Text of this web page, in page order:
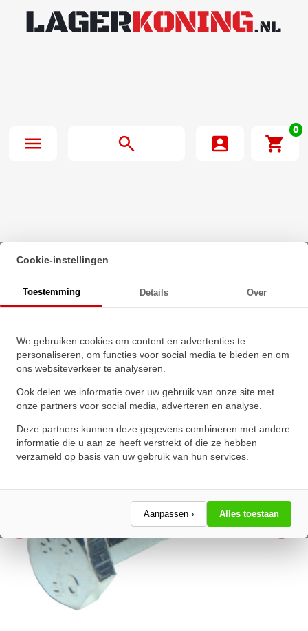
0
Beginpagina·
Zeskanttapbout Deeldraad DIN 931 M12x80 8.8 Verzinkt
Cookie-instellingen
Toestemming Details Over
We gebruiken cookies om content en advertenties te
personaliseren, om functies voor social media te bieden en om
ons websiteverkeer te analyseren.
Ook delen we informatie over uw gebruik van onze site met
onze partners voor social media, adverteren en analyse.
Deze partners kunnen deze gegevens combineren met andere
informatie die u aan ze heeft verstrekt of die ze hebben
verzameld op basis van uw gebruik van hun services.
Aanpassen › Alles toestaan
Zeskanttapbout Deeldraad DIN
931 M12x80 8.8 Verzinkt
★★★★★
★★★★★
Schrijf een review!